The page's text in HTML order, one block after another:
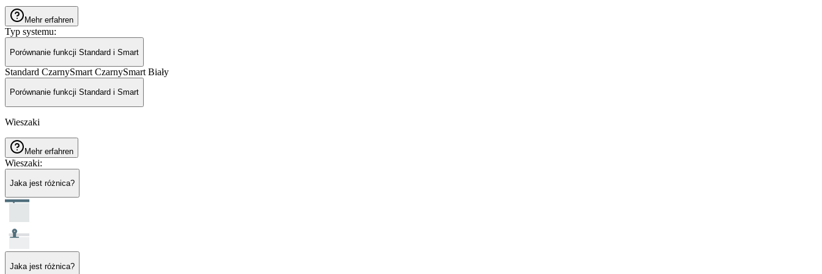
Mehr erfahren
Typ systemu:
Porównanie funkcji Standard i Smart
Standard CzarnySmart CzarnySmart Biały
Porównanie funkcji Standard i Smart
Wieszaki
Mehr erfahren
Wieszaki:
Jaka jest różnica?
Jaka jest różnica?